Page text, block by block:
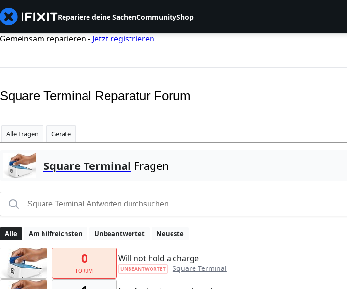
Repariere deine SachenCommunityShop
Gemeinsam reparieren - Jetzt registrieren
Square Terminal Reparatur Forum
Alle Fragen Geräte
Square Terminal Fragen
Alle Am hilfreichsten Unbeantwortet Neueste
0
FORUM
Will not hold a charge
UNBEANTWORTET Square Terminal